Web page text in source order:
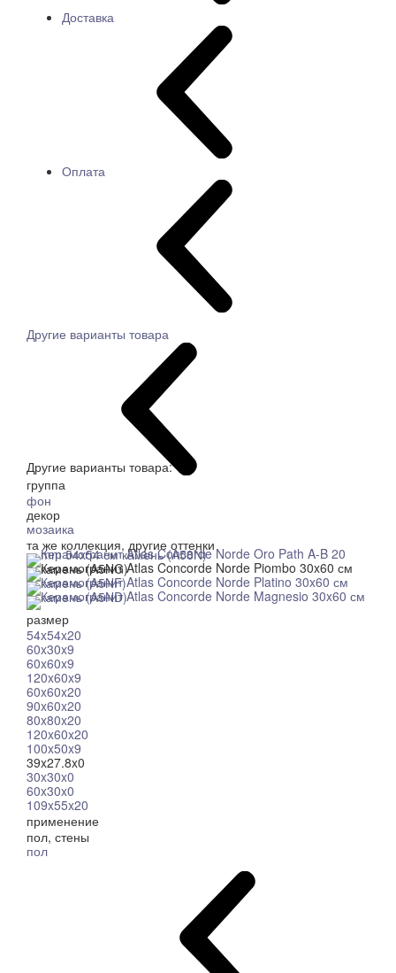
Доставка
Оплата
Другие варианты товара
Другие варианты товара:
группа
фон
декор
мозаика
та же коллекция, другие оттенки
размер
54x54x20
60x30x9
60x60x9
120x60x9
60x60x20
90x60x20
80x80x20
120x60x20
100x50x9
39x27.8x0
30x30x0
60x30x0
109x55x20
применение
пол, стены
пол